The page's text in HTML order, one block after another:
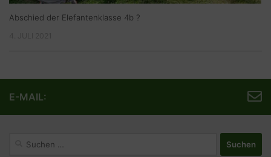
Abschied der Elefantenklasse 4b ?
E-MAIL: